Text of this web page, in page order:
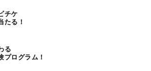
チケ
たる！
る
プログラム！